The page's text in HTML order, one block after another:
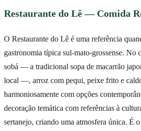
Restaurante do Lê — Comida
O Restaurante do Lê é uma referência
gastronomia típica sul-mato-grossense. No
sobá — a tradicional sopa de macarrão
local —, arroz com pequi, peixe frito e
harmoniosamente com opções
decoração temática com referências à
sertanejo, criando uma atmosfera única. É